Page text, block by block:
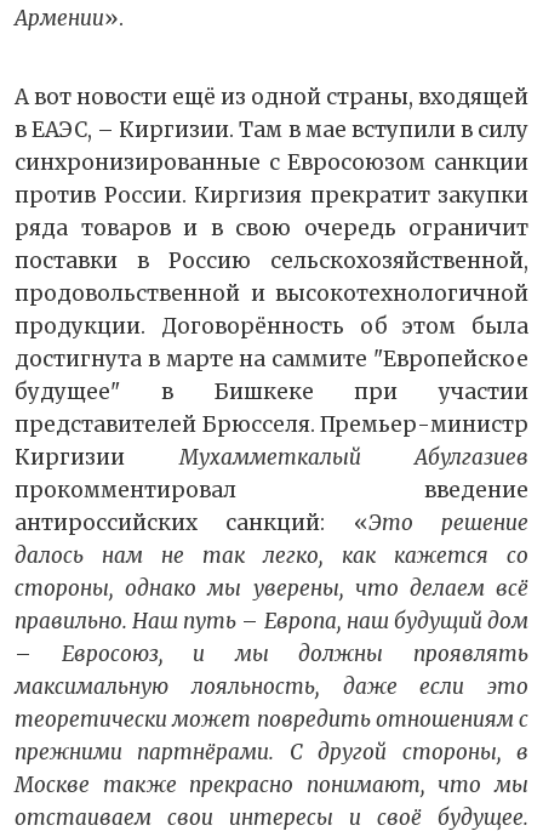
Армении».
А вот новости ещё из одной страны, входящей
в ЕАЭС, – Киргизии. Там в мае вступили в силу
синхронизированные с Евросоюзом санкции
против России. Киргизия прекратит закупки
ряда товаров и в свою очередь ограничит
поставки в Россию сельскохозяйственной,
продовольственной и высокотехнологичной
продукции. Договорённость об этом была
достигнута в марте на саммите "Европейское
будущее" в Бишкеке при участии
представителей Брюсселя. Премьер-министр
КиргизииМухамметкалый Абулгазиев
прокомментировал введение
антироссийских санкций: «Это решение
далось нам не так легко, как кажется со
стороны, однако мы уверены, что делаем всё
правильно. Наш путь – Европа, наш будущий дом
– Евросоюз, и мы должны проявлять
максимальную лояльность, даже если это
теоретически может повредить отношениям с
прежними партнёрами. С другой стороны, в
Москве также прекрасно понимают, что мы
отстаиваем свои интересы и своё будущее.